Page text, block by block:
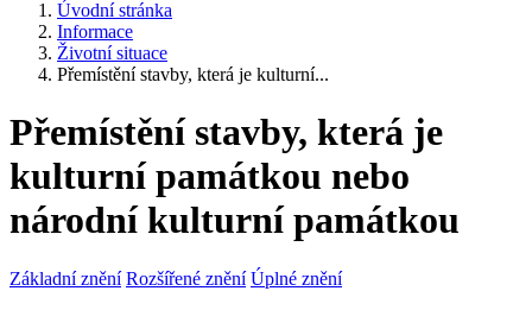
Úvodní stránka
Informace
Životní situace
Přemístění stavby, která je kulturní...
Přemístění stavby, která je
kulturní památkou nebo
národní kulturní památkou
Základní znění Rozšířené znění Úplné znění